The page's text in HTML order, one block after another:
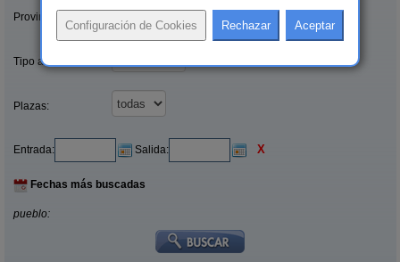
Provincias/Islas:
Tipo alquiler:
Plazas:
Entrada: Salida: X
Fechas más buscadas
pueblo: